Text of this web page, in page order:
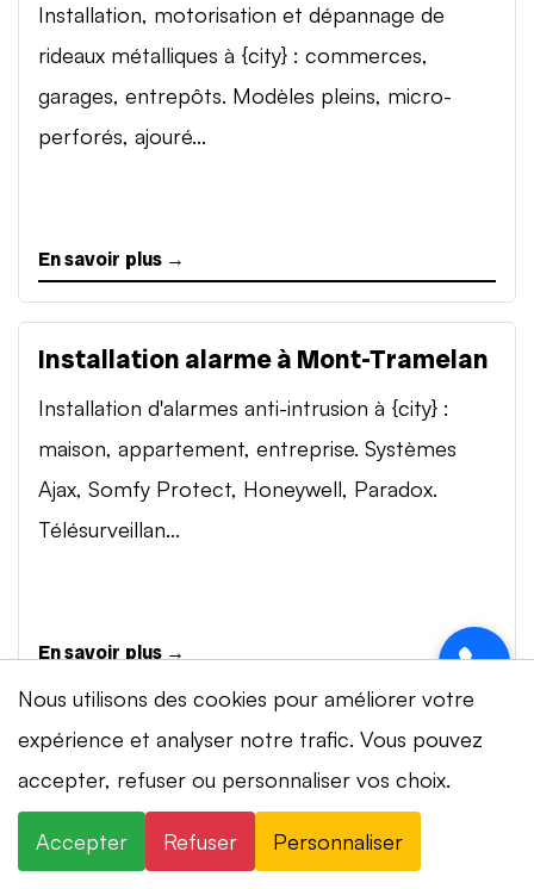
Installation, motorisation et dépannage de
rideaux métalliques à {city} : commerces,
garages, entrepôts. Modèles pleins, micro-
perforés, ajouré...
En savoir plus →
Installation alarme à Mont-Tramelan
Installation d'alarmes anti-intrusion à {city} :
maison, appartement, entreprise. Systèmes
Ajax, Somfy Protect, Honeywell, Paradox.
Télésurveillan...
En savoir plus →
Vidéosurveillance à Mont-Tramelan
Installation de systèmes de vidéosurveillance à
{city} : caméras IP 4K, visionnage smartphone,
Nous utilisons des cookies pour améliorer votre
expérience et analyser notre trafic. Vous pouvez
accepter, refuser ou personnaliser vos choix.
Accepter Refuser Personnaliser